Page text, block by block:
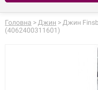
Ваш
Головна > Джин > Джин
(4062400311601)